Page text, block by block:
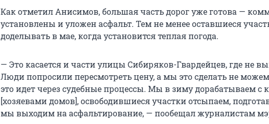
Как отметил Анисимов, большая часть дорог уже готова —
установлены и уложен асфальт. Тем не менее оставшиеся
доделывать в мае, когда установится теплая погода.
— Это касается и части улицы Сибиряков-Гвардейцев, где не
Люди попросили пересмотреть цену, а мы это сделать не
это идет через судебные процессы. Мы в зиму дорабатываем с
[хозяевами домов], освободившиеся участки отсыпаем,
мы выходим на асфальтирование, — пообещал журналистам